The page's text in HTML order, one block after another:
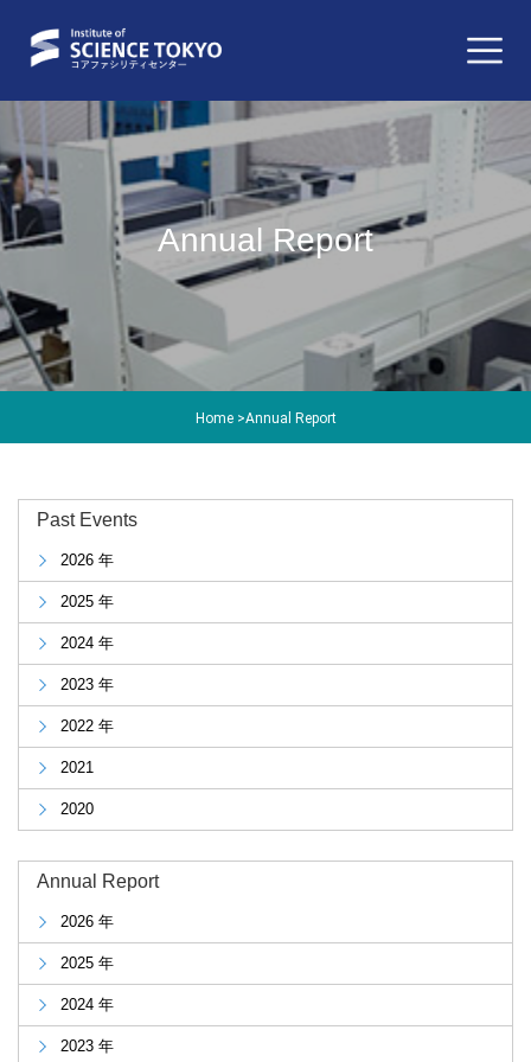
Home >Annual Report
Annual Report
Past Events
2026 年
2025 年
2024 年
2023 年
2022 年
2021
2020
Annual Report
2026 年
2025 年
2024 年
2023 年